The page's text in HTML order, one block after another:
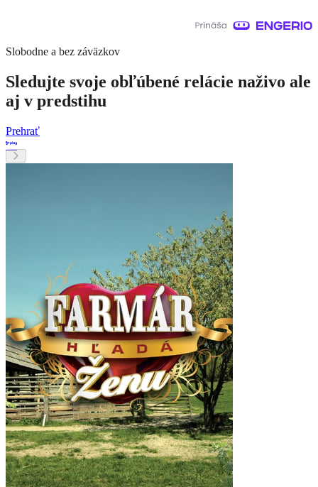
Slobodne a bez záväzkov
Sledujte svoje obľúbené relácie naživo ale
aj v predstihu
Prehrať